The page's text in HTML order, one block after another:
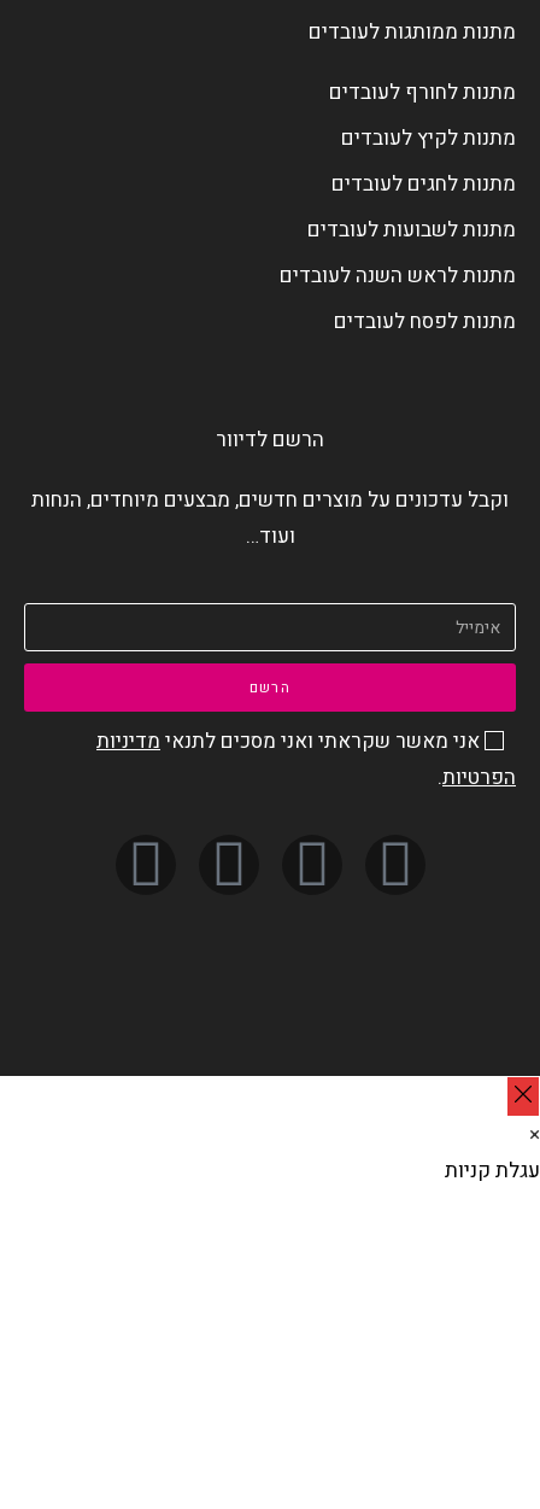
מתנות ממותגות לעובדים
מתנות לחורף לעובדים
מתנות לקיץ לעובדים
מתנות לחגים לעובדים
מתנות לשבועות לעובדים
מתנות לראש השנה לעובדים
מתנות לפסח לעובדים
הרשם לדיוור
וקבל עדכונים על מוצרים חדשים, מבצעים מיוחדים, הנחות
ועוד…
אני מאשר שקראתי ואני מסכים לתנאימדיניות
הפרטיות.
הרשם
×
עגלת קניות